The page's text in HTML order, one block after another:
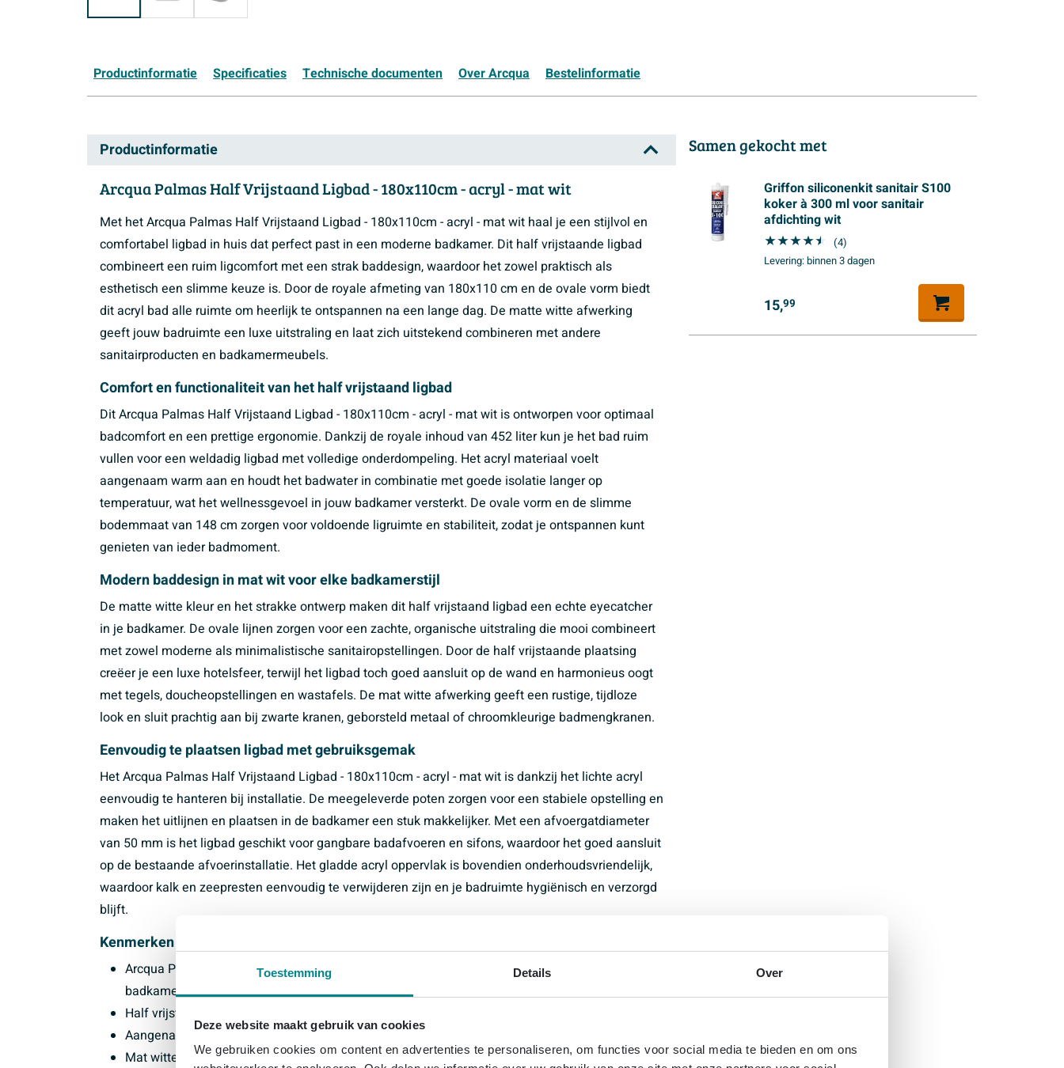
Toestemming Details Over
Deze website maakt gebruik van cookies
We gebruiken cookies om content en advertenties te personaliseren, om functies voor social media te bieden en om ons
Productinformatie Specificaties Technische documenten Over Arcqua Bestelinformatie
Productinformatie
Arcqua Palmas Half Vrijstaand Ligbad - 180x110cm - acryl - mat wit
Met het Arcqua Palmas Half Vrijstaand Ligbad - 180x110cm - acryl - mat wit haal je een stijlvol en
comfortabel ligbad in huis dat perfect past in een moderne badkamer. Dit half vrijstaande ligbad
combineert een ruim ligcomfort met een strak baddesign, waardoor het zowel praktisch als
esthetisch een slimme keuze is. Door de royale afmeting van 180x110 cm en de ovale vorm biedt
dit acryl bad alle ruimte om heerlijk te ontspannen na een lange dag. De matte witte afwerking
geeft jouw badruimte een luxe uitstraling en laat zich uitstekend combineren met andere
sanitairproducten en badkamermeubels.
Comfort en functionaliteit van het half vrijstaand ligbad
Dit Arcqua Palmas Half Vrijstaand Ligbad - 180x110cm - acryl - mat wit is ontworpen voor optimaal
badcomfort en een prettige ergonomie. Dankzij de royale inhoud van 452 liter kun je het bad ruim
vullen voor een weldadig ligbad met volledige onderdompeling. Het acryl materiaal voelt
aangenaam warm aan en houdt het badwater in combinatie met goede isolatie langer op
temperatuur, wat het wellnessgevoel in jouw badkamer versterkt. De ovale vorm en de slimme
bodemmaat van 148 cm zorgen voor voldoende ligruimte en stabiliteit, zodat je ontspannen kunt
genieten van ieder badmoment.
Modern baddesign in mat wit voor elke badkamerstijl
De matte witte kleur en het strakke ontwerp maken dit half vrijstaand ligbad een echte eyecatcher
in je badkamer. De ovale lijnen zorgen voor een zachte, organische uitstraling die mooi combineert
met zowel moderne als minimalistische sanitairopstellingen. Door de half vrijstaande plaatsing
creëer je een luxe hotelsfeer, terwijl het ligbad toch goed aansluit op de wand en harmonieus oogt
met tegels, doucheopstellingen en wastafels. De mat witte afwerking geeft een rustige, tijdloze
look en sluit prachtig aan bij zwarte kranen, geborsteld metaal of chroomkleurige badmengkranen.
Eenvoudig te plaatsen ligbad met gebruiksgemak
Het Arcqua Palmas Half Vrijstaand Ligbad - 180x110cm - acryl - mat wit is dankzij het lichte acryl
eenvoudig te hanteren bij installatie. De meegeleverde poten zorgen voor een stabiele opstelling en
maken het uitlijnen en plaatsen in de badkamer een stuk makkelijker. Met een afvoergatdiameter
van 50 mm is het ligbad geschikt voor gangbare badafvoeren en sifons, waardoor het goed aansluit
op de bestaande afvoerinstallatie. Het gladde acryl oppervlak is bovendien onderhoudsvriendelijk,
waardoor kalk en zeepresten eenvoudig te verwijderen zijn en je badruimte hygiënisch en verzorgd
blijft.
Kenmerken
Arcqua Palmas Half Vrijstaand Ligbad - 180x110cm - acryl - mat wit voor een luxe, moderne
badkamer
Half vrijstaand ligbad in ovale vorm met royale afmeting van 180x110 cm
Aangenaam warm en licht acryl materiaal voor extra badcomfort en eenvoudig plaatsen
Mat witte kleurafwerking voor een strakke, tijdloze uitstraling in iedere badruimte
Samen gekocht met
Griffon siliconenkit sanitair S100
koker à 300 ml voor sanitair
afdichting wit
(4)
Levering:binnen 3 dagen
15,99